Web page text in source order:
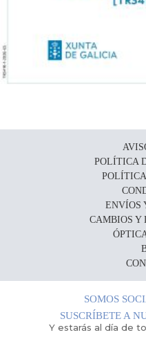
POLÍTICA
ENVÍOS
CAMBIOS Y
SOMOS
SUSCRÍBETE A
Y estarás al día de